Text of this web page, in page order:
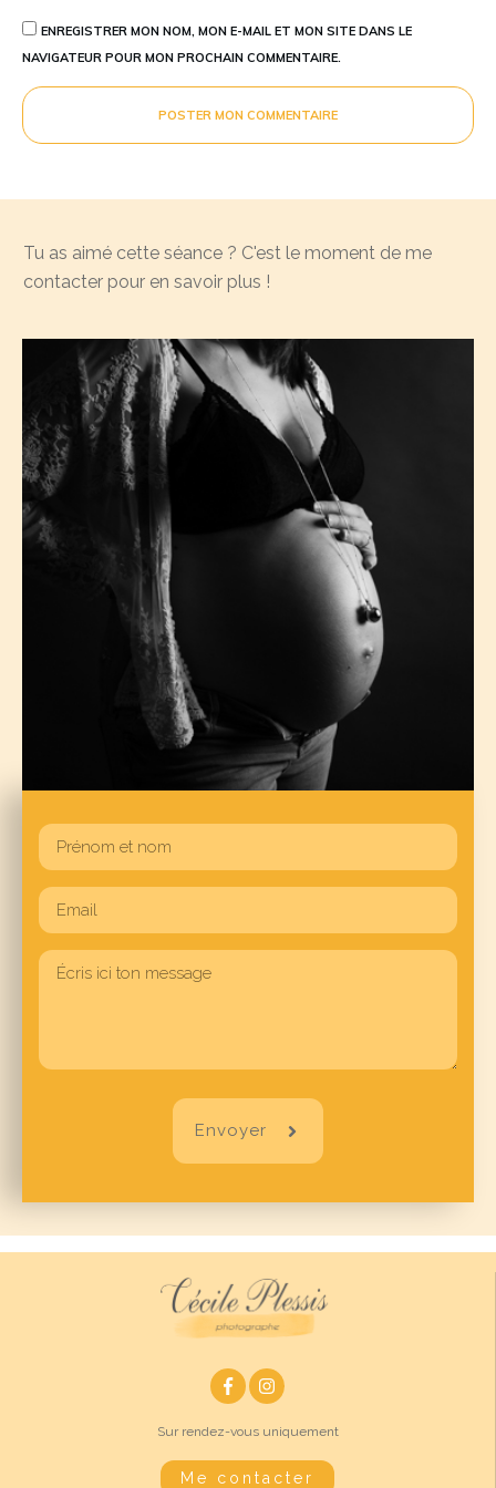
ENREGISTRER MON NOM, MON E-MAIL ET MON SITE DANS LE
NAVIGATEUR POUR MON PROCHAIN COMMENTAIRE.
POSTER MON COMMENTAIRE
Tu as aimé cette séance ? C'est le moment de me
contacter pour en savoir plus !
Envoyer
Sur rendez-vous uniquement
Me contacter